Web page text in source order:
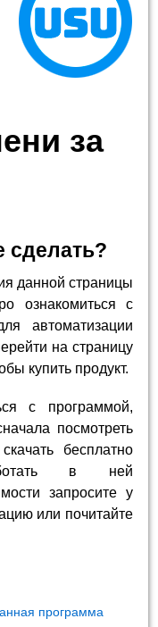
за
сделать?
данной страницы
ознакомиться с
автоматизации
на страницу
купить продукт.
с программой,
посмотреть
бесплатно
в ней
запросите у
или почитайте
программа